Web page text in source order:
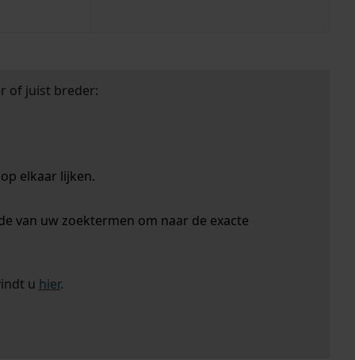
of juist breder:
elkaar lijken.
van uw zoektermen om naar de exacte
u hier.